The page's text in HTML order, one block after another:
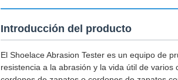
Introducción del producto
El Shoelace Abrasion Tester es un equipo de
resistencia a la abrasión y la vida útil de